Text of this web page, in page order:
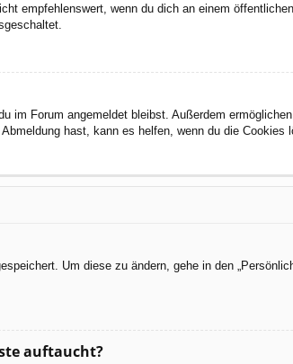
empfehlenswert, wenn du dich an einem
Forum angemeldet bleibst. Außerdem
hast, kann es helfen, wenn du die Cookies
Um diese zu ändern, gehe in den
auftaucht?